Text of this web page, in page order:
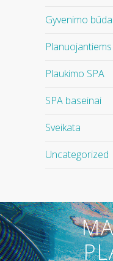
Gyvenimo
Plaukimo SPA
SPA baseinai
Sveikata
Uncategorized